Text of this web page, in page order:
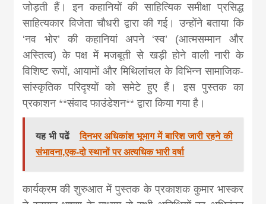
जोड़ती हैं। इन कहानियों की साहित्यिक समीक्षा प्रसिद्ध
साहित्यकार विजेता चौधरी द्वारा की गई। उन्होंने बताया कि
‘नव भोर’ की कहानियां अपने ‘स्व’ (आत्मसम्मान और
अस्तित्व) के पक्ष में मजबूती से खड़ी होने वाली नारी के
विशिष्ट रूपों, आयामों और मिथिलांचल के विभिन्न सामाजिक-
सांस्कृतिक परिदृश्यों को समेटे हुए हैं। इस पुस्तक का
प्रकाशन **संवाद फाउंडेशन** द्वारा किया गया है।
यह भी पढें
दिनभर अधिकांश भूभाग में बारिश जारी रहने की
संभावना,एक-दो स्थानों पर अत्यधिक भारी वर्षा
कार्यक्रम की शुरुआत में पुस्तक के प्रकाशक कुमार भास्कर